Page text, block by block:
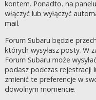
kontem. Ponadto, na
włączyć lub wyłączyć
mail.
Forum Subaru będzie
których wysyłasz posty. W
Forum Subaru może
podasz podczas rejestracji
zmienić te preferencje w
dowolnym momencie.